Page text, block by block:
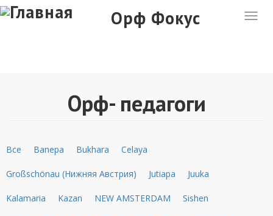
Перейти
к
Орф Фокус
Орф- педагоги
Все Banepa Bukhara Celaya
Großschönau (Нижняя Австрия) Jutiapa Juuka
Kalamaria Kazan NEW AMSTERDAM Sishen